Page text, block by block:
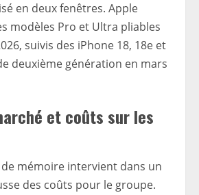
en deux fenêtres. Apple
modèles Pro et Ultra pliables
suivis des iPhone 18, 18e et
deuxième génération en mars
et coûts sur les
mémoire intervient dans un
des coûts pour le groupe.